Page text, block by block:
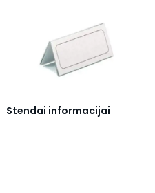
Stendai informacijai